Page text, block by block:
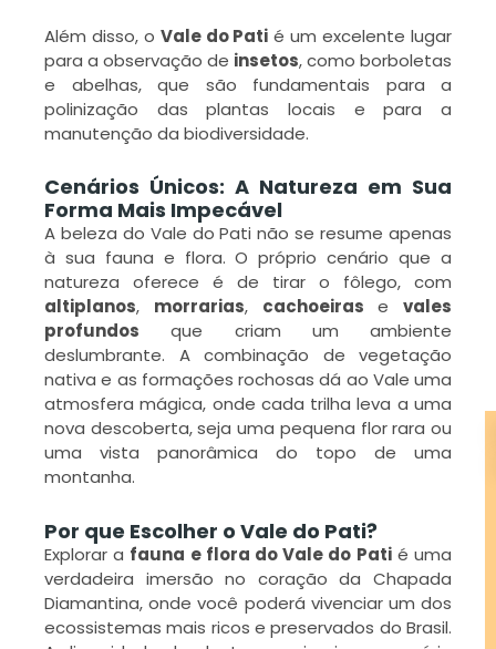
Além disso, o Vale do Pati é um excelente lugar
para a observação de insetos, como borboletas
e abelhas, que são fundamentais para a
polinização das plantas locais e para a
manutenção da biodiversidade.
Cenários Únicos: A Natureza em Sua
Forma Mais Impecável
A beleza do Vale do Pati não se resume apenas
à sua fauna e flora. O próprio cenário que a
natureza oferece é de tirar o fôlego, com
altiplanos, morrarias, cachoeiras e vales
profundos que criam um ambiente
deslumbrante. A combinação de vegetação
nativa e as formações rochosas dá ao Vale uma
atmosfera mágica, onde cada trilha leva a uma
nova descoberta, seja uma pequena flor rara ou
uma vista panorâmica do topo de uma
montanha.
Por que Escolher o Vale do Pati?
Explorar a fauna e flora do Vale do Patié uma
verdadeira imersão no coração da Chapada
Diamantina, onde você poderá vivenciar um dos
ecossistemas mais ricos e preservados do Brasil.